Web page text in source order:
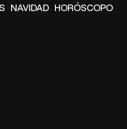
NAVIDAD HORÓSCOPO